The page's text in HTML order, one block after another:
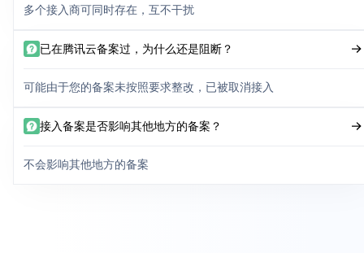
多个接入商可同时存在，互不干扰
已在腾讯云备案过，为什么还是阻断？
可能由于您的备案未按照要求整改，已被取消接入
接入备案是否影响其他地方的备案？
不会影响其他地方的备案